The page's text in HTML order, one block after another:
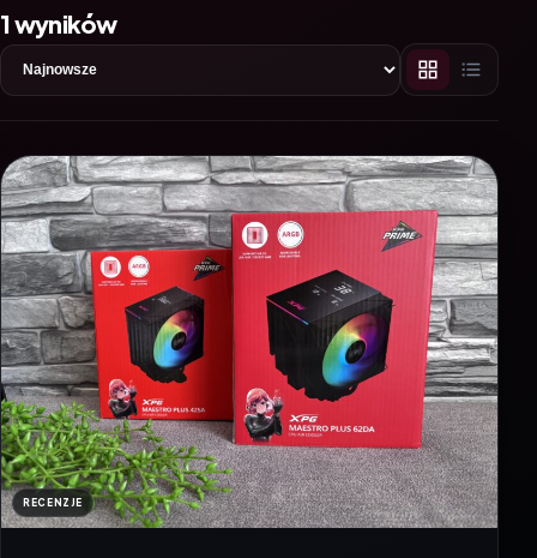
1 wyników
RECENZJE